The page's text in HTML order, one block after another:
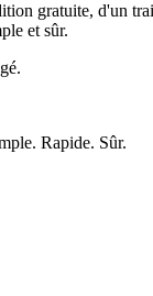
gratuite, d'un
et sûr.
Rapide. Sûr.